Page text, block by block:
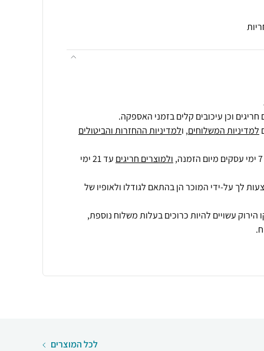
וכן עיכובים קלים בזמני האספקה.
למדיניות המשלוחים, ולמדיניות ההחזרות והביטולים
ולמוצרים חריגים עד 21 ימי
לך על-ידי המוכר הן בהתאם לגודלו ולאופיו של
הירוק עשויים להיות כרוכים בעלות משלוח נוספת,
לכל המוצרים